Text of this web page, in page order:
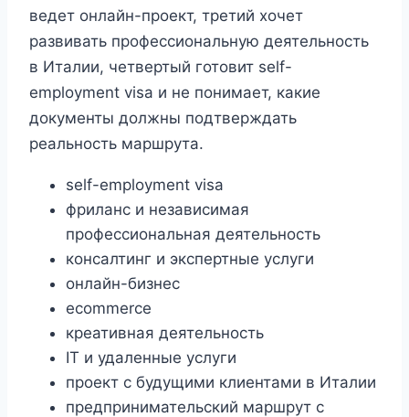
ведет онлайн-проект, третий хочет
развивать профессиональную деятельность
в Италии, четвертый готовит self-
employment visa и не понимает, какие
документы должны подтверждать
реальность маршрута.
self-employment visa
фриланс и независимая
профессиональная деятельность
консалтинг и экспертные услуги
онлайн-бизнес
ecommerce
креативная деятельность
IT и удаленные услуги
проект с будущими клиентами в Италии
предпринимательский маршрут с